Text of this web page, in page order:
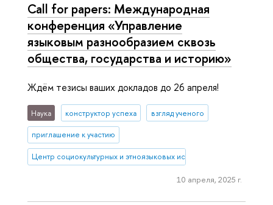
Call for papers: Международная
конференция «Управление
языковым разнообразием сквозь
общества, государства и историю»
Ждём тезисы ваших докладов до 26 апреля!
Наука конструктор успеха взгляд ученого
приглашение к участию
Центр социокультурных и этноязыковых исследований
10 апреля, 2025 г.